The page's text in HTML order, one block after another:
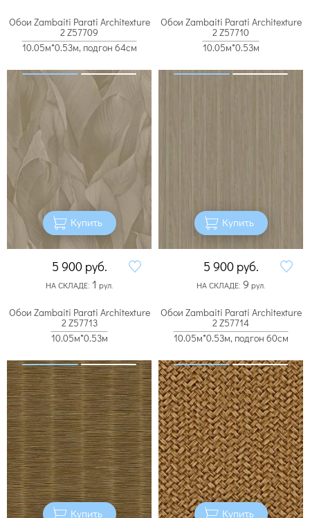
Обои Zambaiti Parati Architexture
2 Z57709
10.05м*0.53м, подгон 64см
Купить
5 900 руб.
НА СКЛАДЕ: 1 рул.
Обои Zambaiti Parati Architexture
2 Z57710
10.05м*0.53м
Купить
5 900 руб.
НА СКЛАДЕ: 9 рул.
Обои Zambaiti Parati Architexture
2 Z57713
10.05м*0.53м
Купить
Обои Zambaiti Parati Architexture
2 Z57714
10.05м*0.53м, подгон 60см
Купить